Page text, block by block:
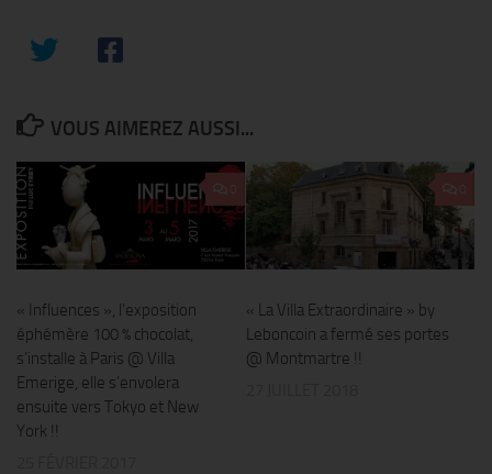
VOUS AIMEREZ AUSSI...
« Influences », l’exposition
éphémère 100 % chocolat,
s’installe à Paris @ Villa
Emerige, elle s’envolera
ensuite vers Tokyo et New
York !!
« La Villa Extraordinaire » by
Leboncoin a fermé ses portes
@ Montmartre !!